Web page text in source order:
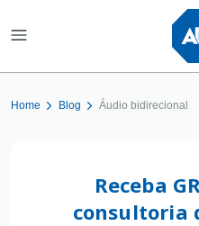
Home Blog Áudio bidirecional
Receba
consultoria